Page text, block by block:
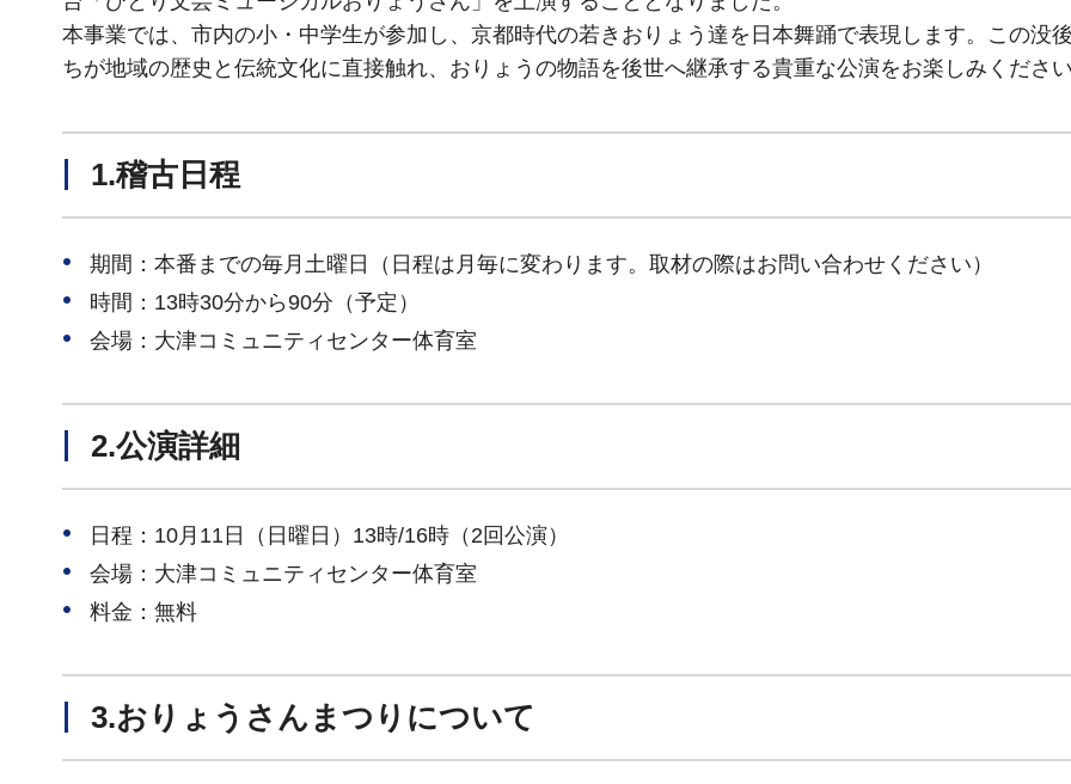
本事業では、市内の小・中学生が参加し、京都時代の若きおりょう達を日本舞踊で表現します。この没
ちが地域の歴史と伝統文化に直接触れ、おりょうの物語を後世へ継承する貴重な公演をお楽しみください
1.稽古日程
期間：本番までの毎月土曜日（日程は月毎に変わります。取材の際はお問い合わせください）
時間：13時30分から90分（予定）
会場：大津コミュニティセンター体育室
2.公演詳細
日程：10月11日（日曜日）13時/16時（2回公演）
会場：大津コミュニティセンター体育室
料金：無料
3.おりょうさんまつりについて